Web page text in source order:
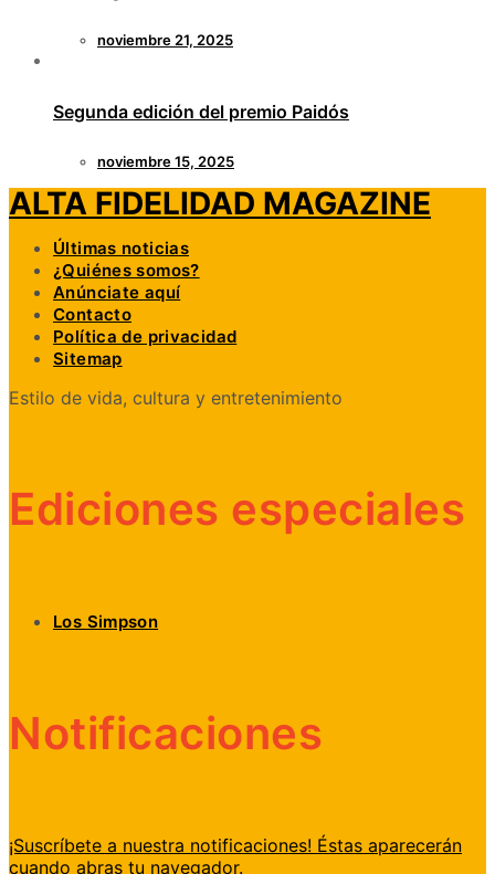
noviembre 21, 2025
Segunda edición del premio Paidós
noviembre 15, 2025
ALTA FIDELIDAD MAGAZINE
Últimas noticias
¿Quiénes somos?
Anúnciate aquí
Contacto
Política de privacidad
Sitemap
Estilo de vida, cultura y entretenimiento
Ediciones especiales
Los Simpson
Notificaciones
¡Suscríbete a nuestra notificaciones! Éstas aparecerán
cuando abras tu navegador.